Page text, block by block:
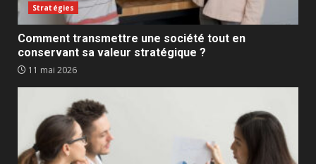
Stratégies
Comment transmettre une société tout en
conservant sa valeur stratégique ?
11 mai 2026